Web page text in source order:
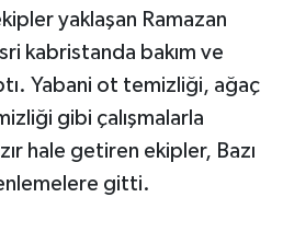
yaklaşan Ramazan
kabristanda bakım ve
Yabani ot temizliği, ağaç
gibi çalışmalarla
hale getiren ekipler, Bazı
gitti.